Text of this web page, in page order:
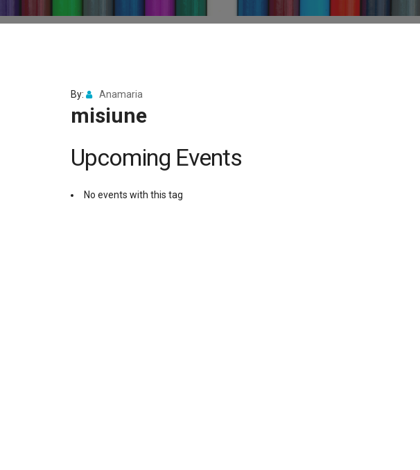
By: Anamaria
misiune
Upcoming Events
No events with this tag